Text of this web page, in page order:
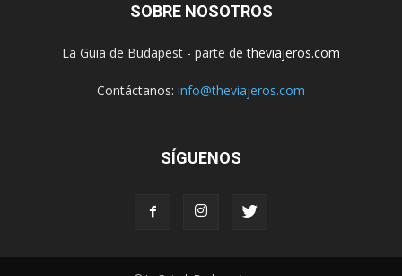
SOBRE NOSOTROS
La Guia de Budapest - parte detheviajeros.com
Contáctanos: info@theviajeros.com
SÍGUENOS